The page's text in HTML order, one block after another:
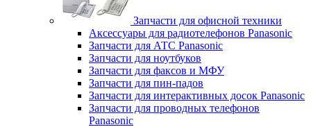
Запчасти для офисной техники
Аксессуары для радиотелефонов Panasonic
Запчасти для АТС Panasonic
Запчасти для ноутбуков
Запчасти для факсов и МФУ
Запчасти для пин-падов
Запчасти для интерактивных досок Panasonic
Запчасти для проводных телефонов
Panasonic